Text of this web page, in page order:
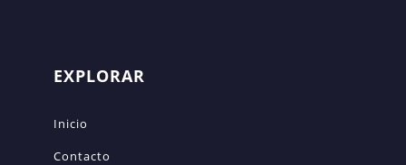
EXPLORAR
Inicio
Contacto